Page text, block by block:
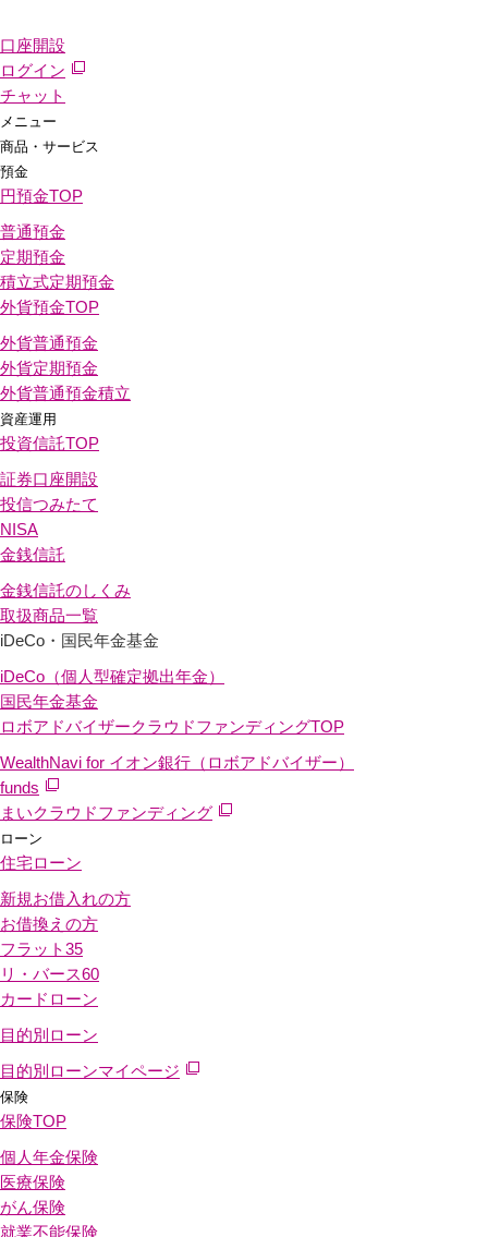
口座開設
ログイン
チャット
メニュー
商品・サービス
預金
円預金TOP
普通預金
定期預金
積立式定期預金
外貨預金TOP
外貨普通預金
外貨定期預金
外貨普通預金積立
資産運用
投資信託TOP
証券口座開設
投信つみたて
NISA
金銭信託
金銭信託のしくみ
取扱商品一覧
iDeCo・国民年金基金
iDeCo（個人型確定拠出年金）
国民年金基金
ロボアドバイザークラウドファンディングTOP
WealthNavi for イオン銀行（ロボアドバイザー）
funds
まいクラウドファンディング
ローン
住宅ローン
新規お借入れの方
お借換えの方
フラット35
リ・バース60
カードローン
目的別ローン
目的別ローンマイページ
保険
保険TOP
個人年金保険
医療保険
がん保険
就業不能保険